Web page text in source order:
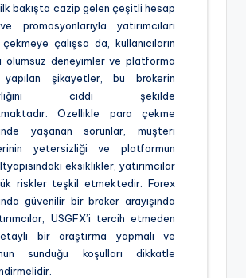
ilk bakışta cazip gelen çeşitli hesap
promosyonlarıyla yatırımcıları
çalışsa da, kullanıcıların
olumsuz deneyimler ve platforma
yapılan şikayetler, bu brokerin
ciddi şekilde
Özellikle para çekme
yaşanan sorunlar, müşteri
yetersizliği ve platformun
eksiklikler, yatırımcılar
riskler teşkil etmektedir. Forex
güvenilir bir broker arayışında
USGFX’i tercih etmeden
bir araştırma yapmalı ve
sunduğu koşulları dikkatle